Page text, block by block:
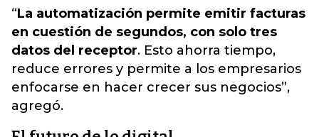
“La automatización permite emitir facturas
en cuestión de segundos, con solo tres
datos del receptor. Esto ahorra tiempo,
reduce errores y permite a los empresarios
enfocarse en hacer crecer sus negocios”,
agregó.